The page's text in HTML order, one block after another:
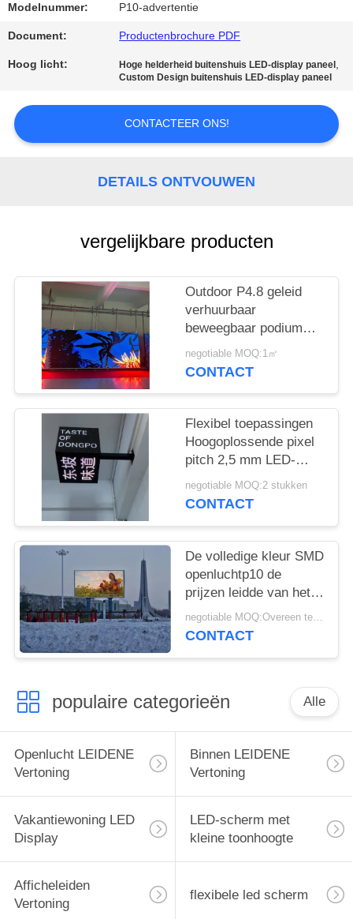
OP
NIEUWS
VRAAG
EEN
POLICY
Modelnummer: P10-advertentie
Document: Productenbrochure PDF
Hoog licht: Hoge helderheid buitenshuis LED-display paneel ,
Custom Design buitenshuis LED-display paneel
CONTACTEER ONS!
DETAILS ONTVOUWEN
vergelijkbare producten
Outdoor P4.8 geleid
verhuurbaar
beweegbaar podium
nachtbarclub voor
entertainment
negotiable MOQ:1㎡
CONTACT
Flexibel toepassingen
Hoogoplossende pixel
pitch 2,5 mm LED-
cubus scherm voor
entertainment locaties
negotiable MOQ:2 stukken
CONTACT
De volledige kleur SMD
openluchtp10 de
prijzen leidde van het
vertoningsscherm
leidde het grote
negotiable MOQ:Overeen te komen
CONTACT
populaire categorieën Alle
Openlucht LEIDENE
Vertoning
Binnen LEIDENE
Vertoning
Vakantiewoning LED
Display
LED-scherm met
kleine toonhoogte
Afficheleiden
Vertoning
flexibele led scherm